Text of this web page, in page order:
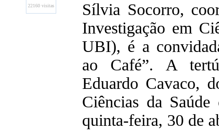
22160 visitas
Sílvia Socorro,
Investigação em
UBI), é a
ao Café”. A
Eduardo Cavaco,
Ciências da
quinta-feira, 30 de